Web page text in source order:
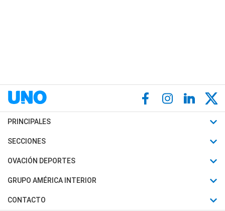
PRINCIPALES
Últimas Noticias
Política
Judiciales
SECCIONES
Horóscopo
Motores
Trucos caseros
OVACIÓN DEPORTES
Fútbol
Mundial
GRUPO AMÉRICA INTERIOR
Canal 7 en Vivo
CONTACTO